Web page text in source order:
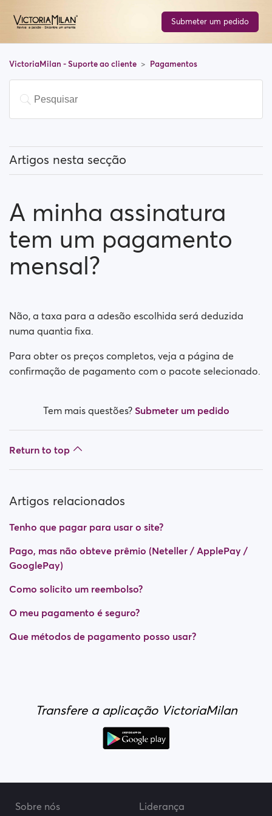
Submeter um pedido
VictoriaMilan - Suporte ao cliente Pagamentos
Artigos nesta secção
Como posso atualizar a minha conta?
Que métodos de pagamento posso usar?
O meu pagamento é seguro?
Como desativo a renovação automática?
Teve algum problema enquanto tentou adquirir uma
assinatura?
Não consigo pagar / O cartão foi rejeitado
GooglePay)
Como cancelar a assinatura em caso de pagamento
A minha assinatura
tem um pagamento
mensal?
Não, a taxa para a adesão escolhida será deduzida
numa quantia fixa.
Para obter os preços completos, veja a página de
confirmação de pagamento com o pacote selecionado.
Tem mais questões? Submeter um pedido
Return to top
Artigos relacionados
Tenho que pagar para usar o site?
Pago, mas não obteve prêmio (Neteller / ApplePay /
GooglePay)
Como solicito um reembolso?
O meu pagamento é seguro?
Que métodos de pagamento posso usar?
Transfere a aplicação VictoriaMilan
Sobre nós Liderança